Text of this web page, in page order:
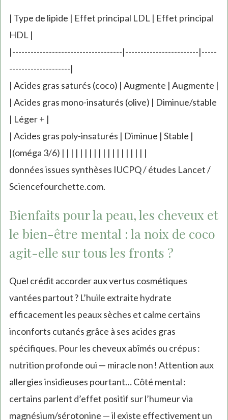
| Type de lipide | Effet principal LDL | Effet principal
HDL |
|------------------------------------|------------------------|-----
--------------------|
| Acides gras saturés (coco) | Augmente | Augmente |
| Acides gras mono-insaturés (olive) | Diminue/stable
| Léger + |
| Acides gras poly-insaturés | Diminue | Stable |
|(oméga 3/6) | | | | | | | | | | | | | | | | | | |
données issues synthèses IUCPQ / études Lancet /
Sciencefourchette.com.
Bienfaits pour la peau, les cheveux et
le bien-être mental : la noix de coco
agit-elle sur tous les fronts ?
Quel crédit accorder aux vertus cosmétiques
vantées partout ? L’huile extraite hydrate
efficacement les peaux sèches et calme certains
inconforts cutanés grâce à ses acides gras
spécifiques. Pour les cheveux abîmés ou crépus :
nutrition profonde oui — miracle non ! Attention aux
allergies insidieuses pourtant… Côté mental :
certains parlent d’effet positif sur l’humeur via
magnésium/sérotonine — il existe effectivement un